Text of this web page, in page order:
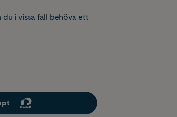
i vissa fall behöva ett